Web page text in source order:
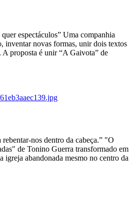
espectáculos” Uma companhia
inventar novas formas, unir dois textos
A proposta é unir “A Gaivota” de
nos dentro da cabeça.” "O
de Tonino Guerra transformado em
igreja abandonada mesmo no centro da